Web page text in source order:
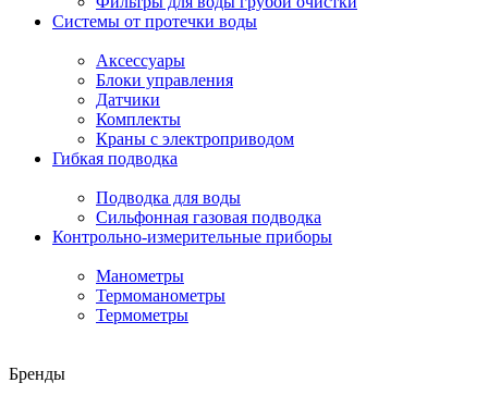
Системы от протечки воды
Аксессуары
Блоки управления
Датчики
Комплекты
Краны с электроприводом
Гибкая подводка
Подводка для воды
Сильфонная газовая подводка
Контрольно-измерительные приборы
Манометры
Термоманометры
Термометры
Бренды